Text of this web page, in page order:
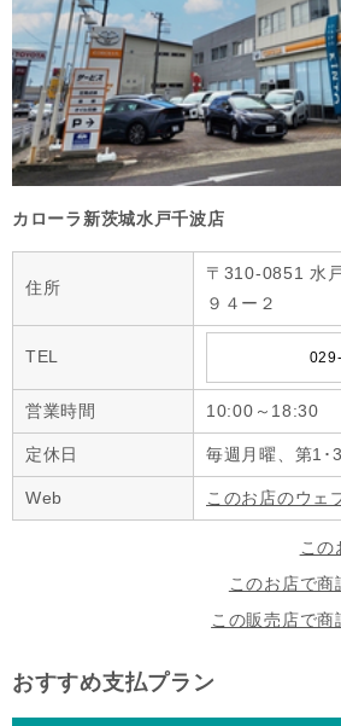
カローラ新茨城水戸千波店
住所
〒310-0851
９４ー２
TEL
営業時間 10:00～18:30
定休日 毎週月曜、第1･
Web このお店のウェ
この
このお店で商
この販売店で商
おすすめ支払プラン